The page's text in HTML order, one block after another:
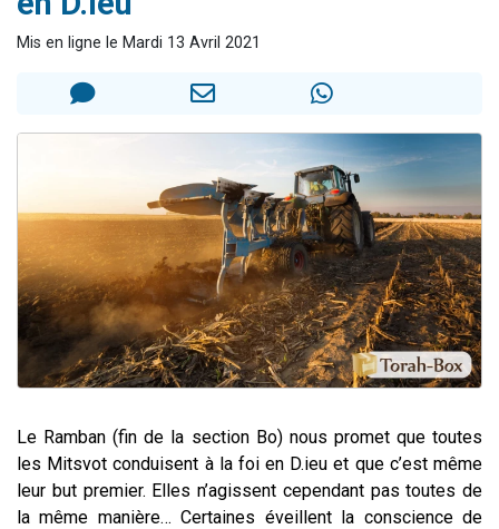
12 nouvelles musiques dans Torah-Box Music
Mis en ligne le Mardi 13 Avril 2021
Le Ramban (fin de la section Bo) nous promet que toutes
les Mitsvot conduisent à la foi en D.ieu et que c’est même
leur but premier. Elles n’agissent cependant pas toutes de
la même manière… Certaines éveillent la conscience de